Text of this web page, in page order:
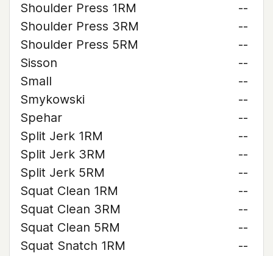
Shoulder Press 1RM
--
Shoulder Press 3RM
--
Shoulder Press 5RM
--
Sisson
--
Small
--
Smykowski
--
Spehar
--
Split Jerk 1RM
--
Split Jerk 3RM
--
Split Jerk 5RM
--
Squat Clean 1RM
--
Squat Clean 3RM
--
Squat Clean 5RM
--
Squat Snatch 1RM
--